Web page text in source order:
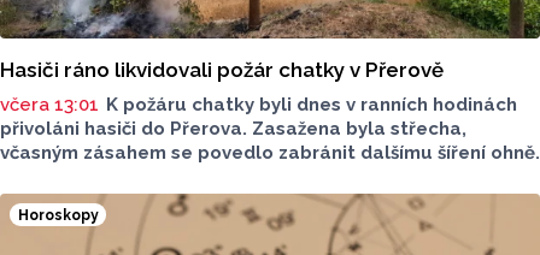
Hasiči ráno likvidovali požár chatky v Přerově
včera 13:01 K požáru chatky byli dnes v ranních hodinách
přivoláni hasiči do Přerova. Zasažena byla střecha,
včasným zásahem se povedlo zabránit dalšímu šíření ohně.
Horoskopy